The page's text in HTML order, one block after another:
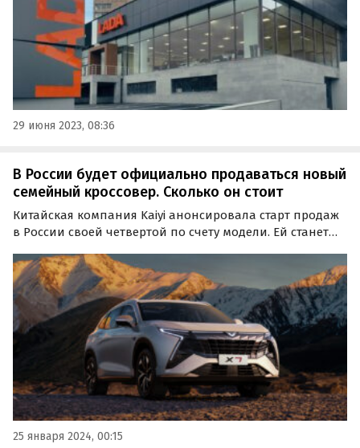
29 июня 2023, 08:36
В России будет официально продаваться новый
семейный кроссовер. Сколько он стоит
Китайская компания Kaiyi анонсировала старт продаж
в России своей четвертой по счету модели. Ей станет
производство которого наладили на калининградском
заводе «Автотор» в декабре, сообщают «Автоновости…
25 января 2024, 00:15